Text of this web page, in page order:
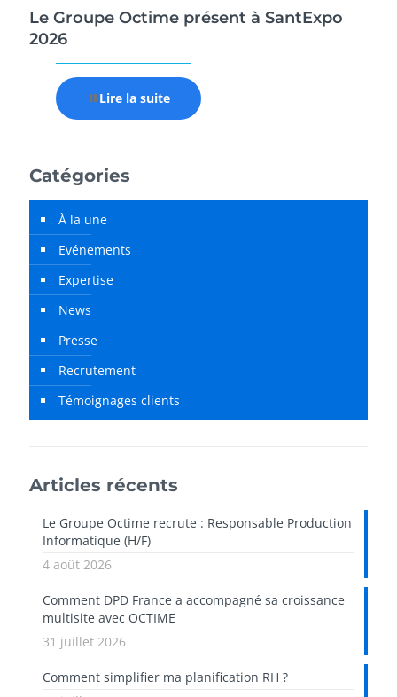
Le Groupe Octime présent à SantExpo
2026
Lire la suite
Catégories
À la une
Evénements
Expertise
News
Presse
Recrutement
Témoignages clients
Articles récents
Le Groupe Octime recrute : Responsable Production
Informatique (H/F)
4 août 2026
Comment DPD France a accompagné sa croissance
multisite avec OCTIME
31 juillet 2026
Comment simplifier ma planification RH ?